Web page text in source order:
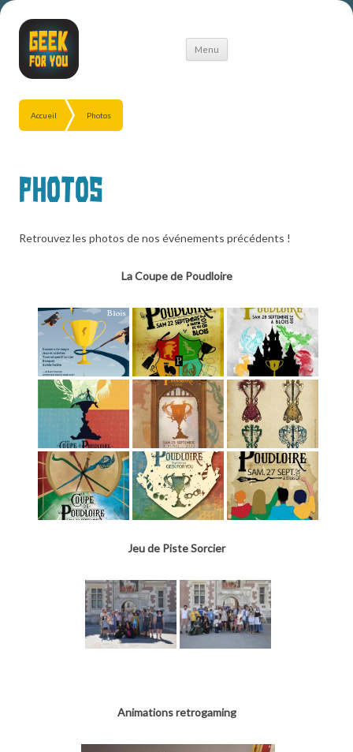
Menu
Aller
Accueil Photos
Photos
Retrouvez les photos de nos événements précédents !
La Coupe de Poudloire
Jeu de Piste Sorcier
Animations retrogaming